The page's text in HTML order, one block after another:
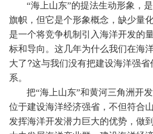
“海上山东”的提法生动形象，
旗帜，但它是个形象概念，缺少量
是一个将竞争机制引入海洋开发的
标和导向。这几年为什么我们在海
大了?这与我们没有把建设海洋强
系。
把“海上山东”和黄河三角洲开
位于建设海洋经济强省，不但符合
发挥海洋开发潜力巨大的优势，做